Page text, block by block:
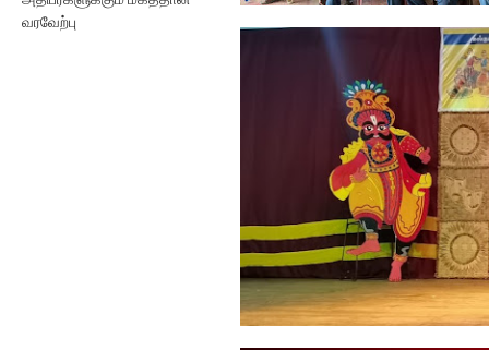
வரவேற்பு
ஓய்வூதியத்தை எதிர்பார்த்த